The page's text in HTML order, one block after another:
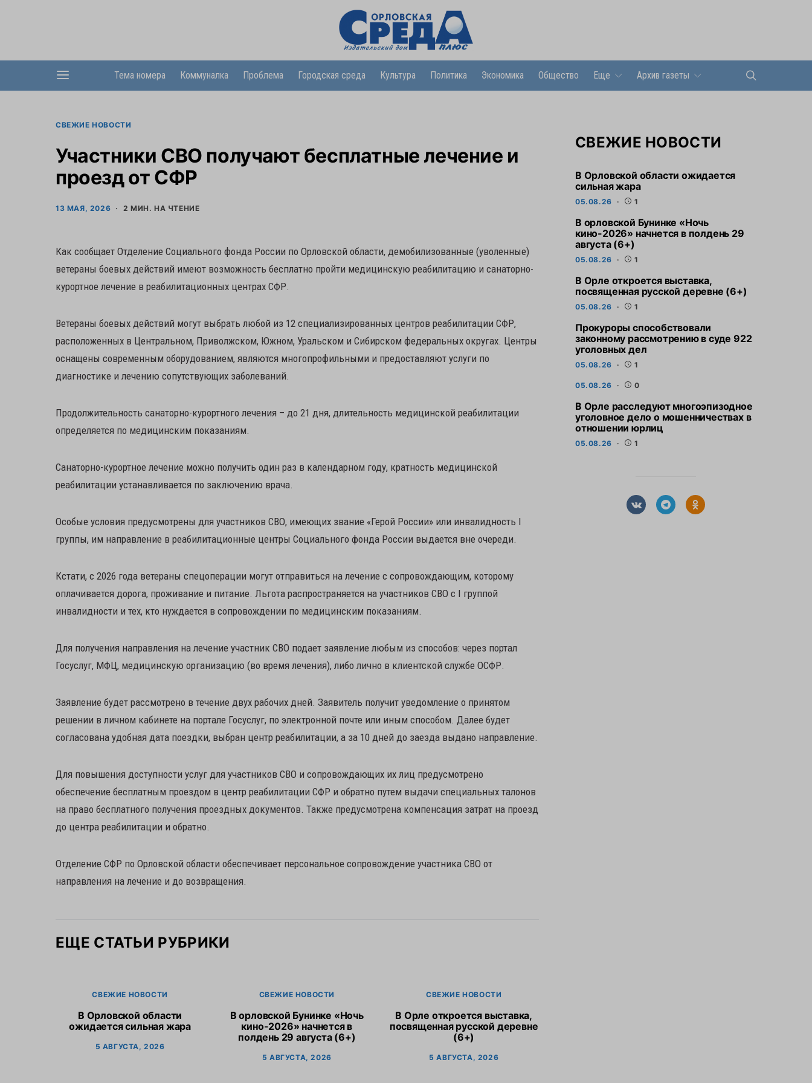
Тема номера Коммуналка Проблема Городская среда Культура Политика Экономика Общество Еще Архив газеты
СВЕЖИЕ НОВОСТИ
Участники СВО получают бесплатные лечение и
проезд от СФР
13 МАЯ, 2026 2 МИН. НА ЧТЕНИЕ
Как сообщает Отделение Социального фонда России по Орловской области, демобилизованные (уволенные)
ветераны боевых действий имеют возможность бесплатно пройти медицинскую реабилитацию и санаторно-
курортное лечение в реабилитационных центрах СФР.
Ветераны боевых действий могут выбрать любой из 12 специализированных центров реабилитации СФР,
расположенных в Центральном, Приволжском, Южном, Уральском и Сибирском федеральных округах. Центры
оснащены современным оборудованием, являются многопрофильными и предоставляют услуги по
диагностике и лечению сопутствующих заболеваний.
Продолжительность санаторно-курортного лечения – до 21 дня, длительность медицинской реабилитации
определяется по медицинским показаниям.
Санаторно-курортное лечение можно получить один раз в календарном году, кратность медицинской
реабилитации устанавливается по заключению врача.
Особые условия предусмотрены для участников СВО, имеющих звание «Герой России» или инвалидность I
группы, им направление в реабилитационные центры Социального фонда России выдается вне очереди.
Кстати, с 2026 года ветераны спецоперации могут отправиться на лечение с сопровождающим, которому
оплачивается дорога, проживание и питание. Льгота распространяется на участников СВО с I группой
инвалидности и тех, кто нуждается в сопровождении по медицинским показаниям.
Для получения направления на лечение участник СВО подает заявление любым из способов: через портал
Госуслуг, МФЦ, медицинскую организацию (во время лечения), либо лично в клиентской службе ОСФР.
Заявление будет рассмотрено в течение двух рабочих дней. Заявитель получит уведомление о принятом
решении в личном кабинете на портале Госуслуг, по электронной почте или иным способом. Далее будет
согласована удобная дата поездки, выбран центр реабилитации, а за 10 дней до заезда выдано направление.
Для повышения доступности услуг для участников СВО и сопровождающих их лиц предусмотрено
обеспечение бесплатным проездом в центр реабилитации СФР и обратно путем выдачи специальных талонов
на право бесплатного получения проездных документов. Также предусмотрена компенсация затрат на проезд
до центра реабилитации и обратно.
Отделение СФР по Орловской области обеспечивает персональное сопровождение участника СВО от
направления на лечение и до возвращения.
ЕЩЕ СТАТЬИ РУБРИКИ
СВЕЖИЕ НОВОСТИ
В Орловской области
ожидается сильная жара
5 АВГУСТА, 2026
СВЕЖИЕ НОВОСТИ
В орловской Бунинке «Ночь
кино-2026» начнется в
полдень 29 августа (6+)
5 АВГУСТА, 2026
СВЕЖИЕ НОВОСТИ
В Орле откроется выставка,
посвященная русской деревне
(6+)
5 АВГУСТА, 2026
СВЕЖИЕ НОВОСТИ
В Орловской области ожидается
сильная жара
05.08.26 1
В орловской Бунинке «Ночь
кино-2026» начнется в полдень 29
августа (6+)
05.08.26 1
В Орле откроется выставка,
посвященная русской деревне (6+)
05.08.26 1
Прокуроры способствовали
законному рассмотрению в суде 922
уголовных дел
05.08.26 1
05.08.26 0
В Орле расследуют многоэпизодное
уголовное дело о мошенничествах в
отношении юрлиц
05.08.26 1